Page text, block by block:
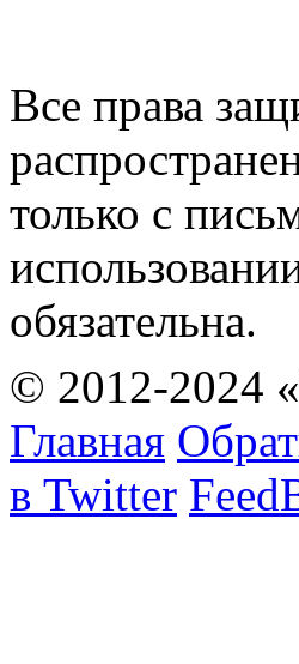
Все права
только с
обязательна.
© 2012-2024
Главная
в Twitter